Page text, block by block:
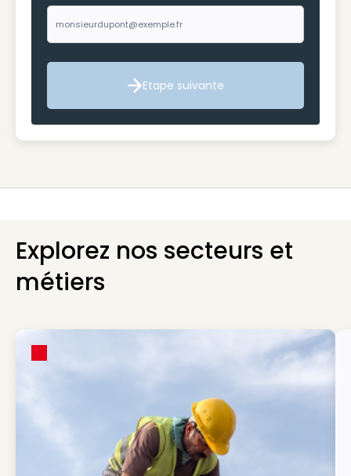
Etape suivante
Etape suivante
Explorez nos secteurs et
métiers